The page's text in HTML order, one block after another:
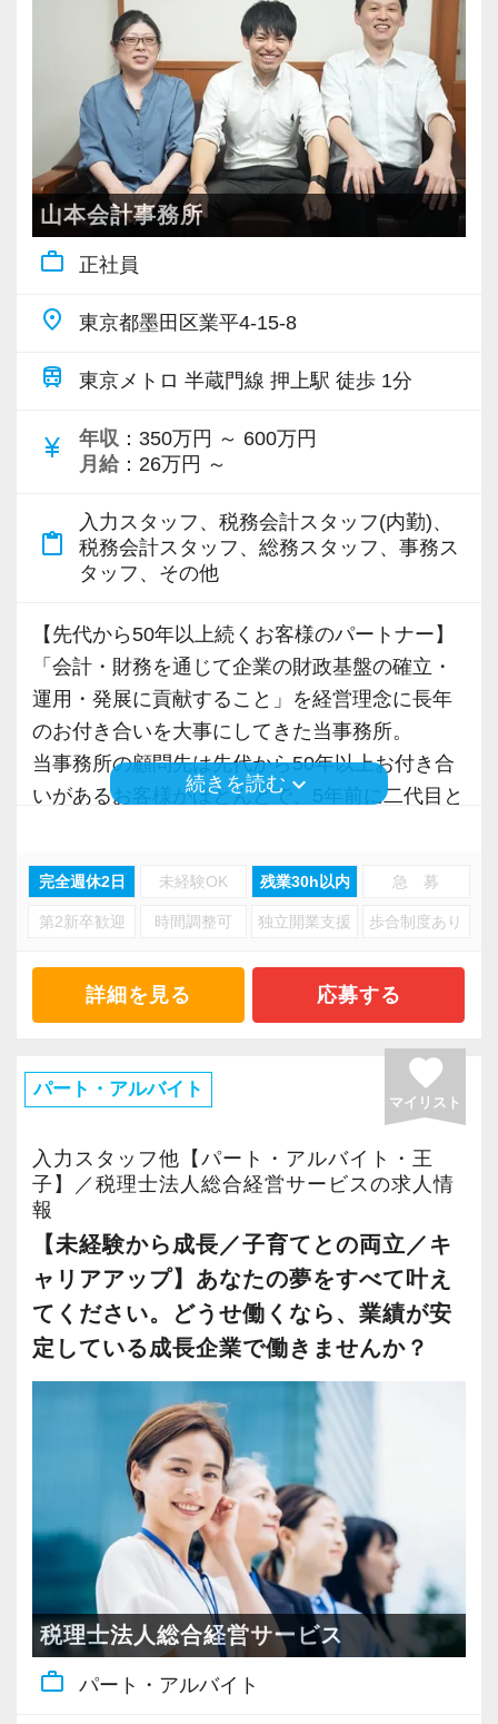
まずは入力業務や仕訳業務を中心に、確定申
告・年末調整・申告書作成補助・決算業務など
からスタートしていただきます。
経験やスキルに応じて税務相談にも携わること
ができ、着実に業務の幅を広げていけます。
また、法人税だけでなく相続税など幅広い税目
にチャレンジできる機会があり、さまざまな経
験を積みながら会計人として成長できる環境で
す。
＜働く環境＞
各種手当や退職金制度など福利厚生も整えてお
ています。
勤続年数の長いスタッフが多く、落ち着いた雰
です。
困ったことがあれば相談しやすい環境が整って
ます。
＜こんな方を歓迎します＞
日商簿記3級をお持ちであれば、実務未経験の方
も歓迎します。
・地域に根差した事務所で腰を据えて働きたい
経験者の方はもちろん、これから会計業界へチ
ャレンジしたい方も、ぜひご応募ください。
山本会計事務所
work_outline 正社員
place 東京都墨田区業平4-15-8
train 東京メトロ 半蔵門線 押上駅 徒歩 1分
currency_yen 年収 ：350万円 ～ 600万円
月給 ：26万円 ～
content_paste
入力スタッフ、税務会計スタッフ(内勤)、
税務会計スタッフ、総務スタッフ、事務ス
タッフ、その他
【先代から50年以上続くお客様のパートナー】
「会計・財務を通じて企業の財政基盤の確立・
運用・発展に貢献すること」を経営理念に長年
のお付き合いを大事にしてきた当事務所。
当事務所の顧問先は先代から50年以上お付き合
いがあるお客様がほとんどで、5年前に二代目と
法人・個人事業主合わせて120社ほどをサポート
しており、顧問先からのご紹介で着実な実績を
＜世代を超えた信頼関係を築いています＞
お客様との関係が長く続いているのは、裏表な
く情報を共有し合う姿勢を大切にしてきたから
紹介でのご依頼も多く、日々の対応の積み重ね
が評価いただけているからこそ。
数字を合わせるだけでなく、経営改善や黒字化
支援にも力を入れ財務状況の立て直しまで踏み
込んだサポートをモットーにしています。
＜製造業・不動産・ITなど業界業種・規模感も
さまざま＞
顧問先は製造業、不動産、病院、自動車関連、
IT関連など多岐にわたります。
規模も個人事業主様から売上10億円以上の会社
までさまざま。
半数以上のお客様とは創業から50年を超えるお
付き合いがあり、多様な経験を積める環境で
【前職の経験を活かしてスキルアップ！】
経理・簿記資格をお持ちであれば、税務会計業
続きを読むkeyboard_arrow_down
完全週休2日 未経験OK 残業30h以内 急 募
第2新卒歓迎 時間調整可 独立開業支援 歩合制度あり
詳細を見る 応募する
パート・アルバイト favorite
マイリスト
入力スタッフ他【パート・アルバイト・王
子】／税理士法人総合経営サービスの求人情
報
【未経験から成長／子育てとの両立／キ
ャリアアップ】あなたの夢をすべて叶え
てください。どうせ働くなら、業績が安
定している成長企業で働きませんか？
税理士法人総合経営サービス
work_outline パート・アルバイト